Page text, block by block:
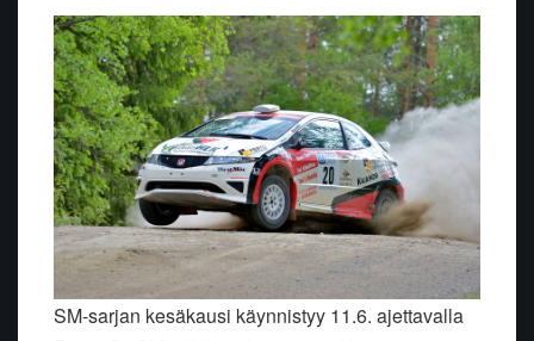
SM-sarjan kesäkausi käynnistyy 11.6. ajettavalla